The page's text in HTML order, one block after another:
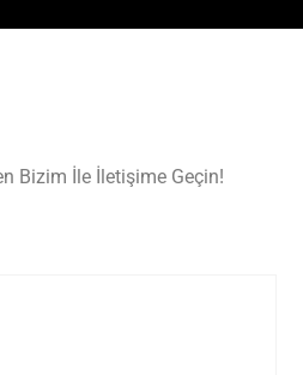
Bizim İle İletişime Geçin!